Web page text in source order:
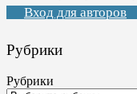
Вход для авторов
Рубрики
Рубрики